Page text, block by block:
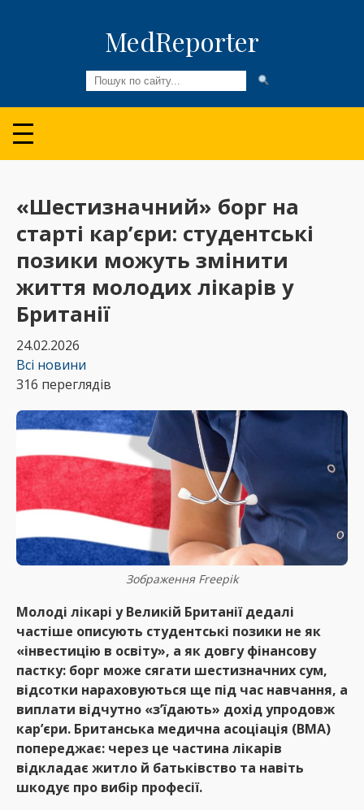
MedReporter
Всі новини
Огляди та Аналітика
Медспільнота
Колонки
Відео
Пацієнтам
«Шестизначний» борг на
старті кар’єри: студентські
позики можуть змінити
життя молодих лікарів у
Британії
24.02.2026
Всі новини
316 переглядів
Зображення Freepik
Молоді лікарі у Великій Британії дедалі
частіше описують студентські позики не як
«інвестицію в освіту», а як довгу фінансову
пастку: борг може сягати шестизначних сум,
відсотки нараховуються ще під час навчання, а
виплати відчутно «з’їдають» дохід упродовж
кар’єри. Британська медична асоціація (BMA)
попереджає: через це частина лікарів
відкладає житло й батьківство та навіть
шкодує про вибір професії.